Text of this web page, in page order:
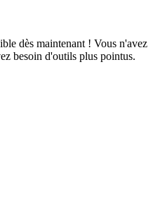
dès maintenant ! Vous n'avez
besoin d'outils plus pointus.